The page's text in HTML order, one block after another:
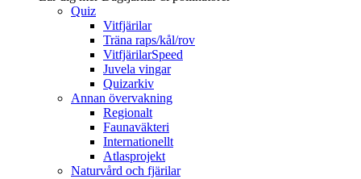
Quiz
Vitfjärilar
Träna raps/kål/rov
VitfjärilarSpeed
Juvela vingar
Quizarkiv
Annan övervakning
Regionalt
Faunaväkteri
Internationellt
Atlasprojekt
Naturvård och fjärilar